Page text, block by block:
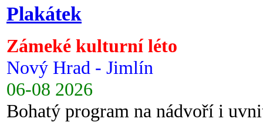
Plakátek
Zámeké kulturní léto
Nový Hrad - Jimlín
06-08 2026
Bohatý program na nádvoří i